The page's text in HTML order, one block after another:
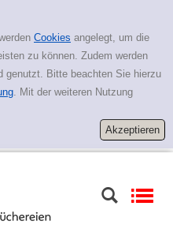
Cookies angelegt, um die
zu können. Zudem werden
genutzt. Bitte beachten Sie hierzu
. Mit der weiteren Nutzung